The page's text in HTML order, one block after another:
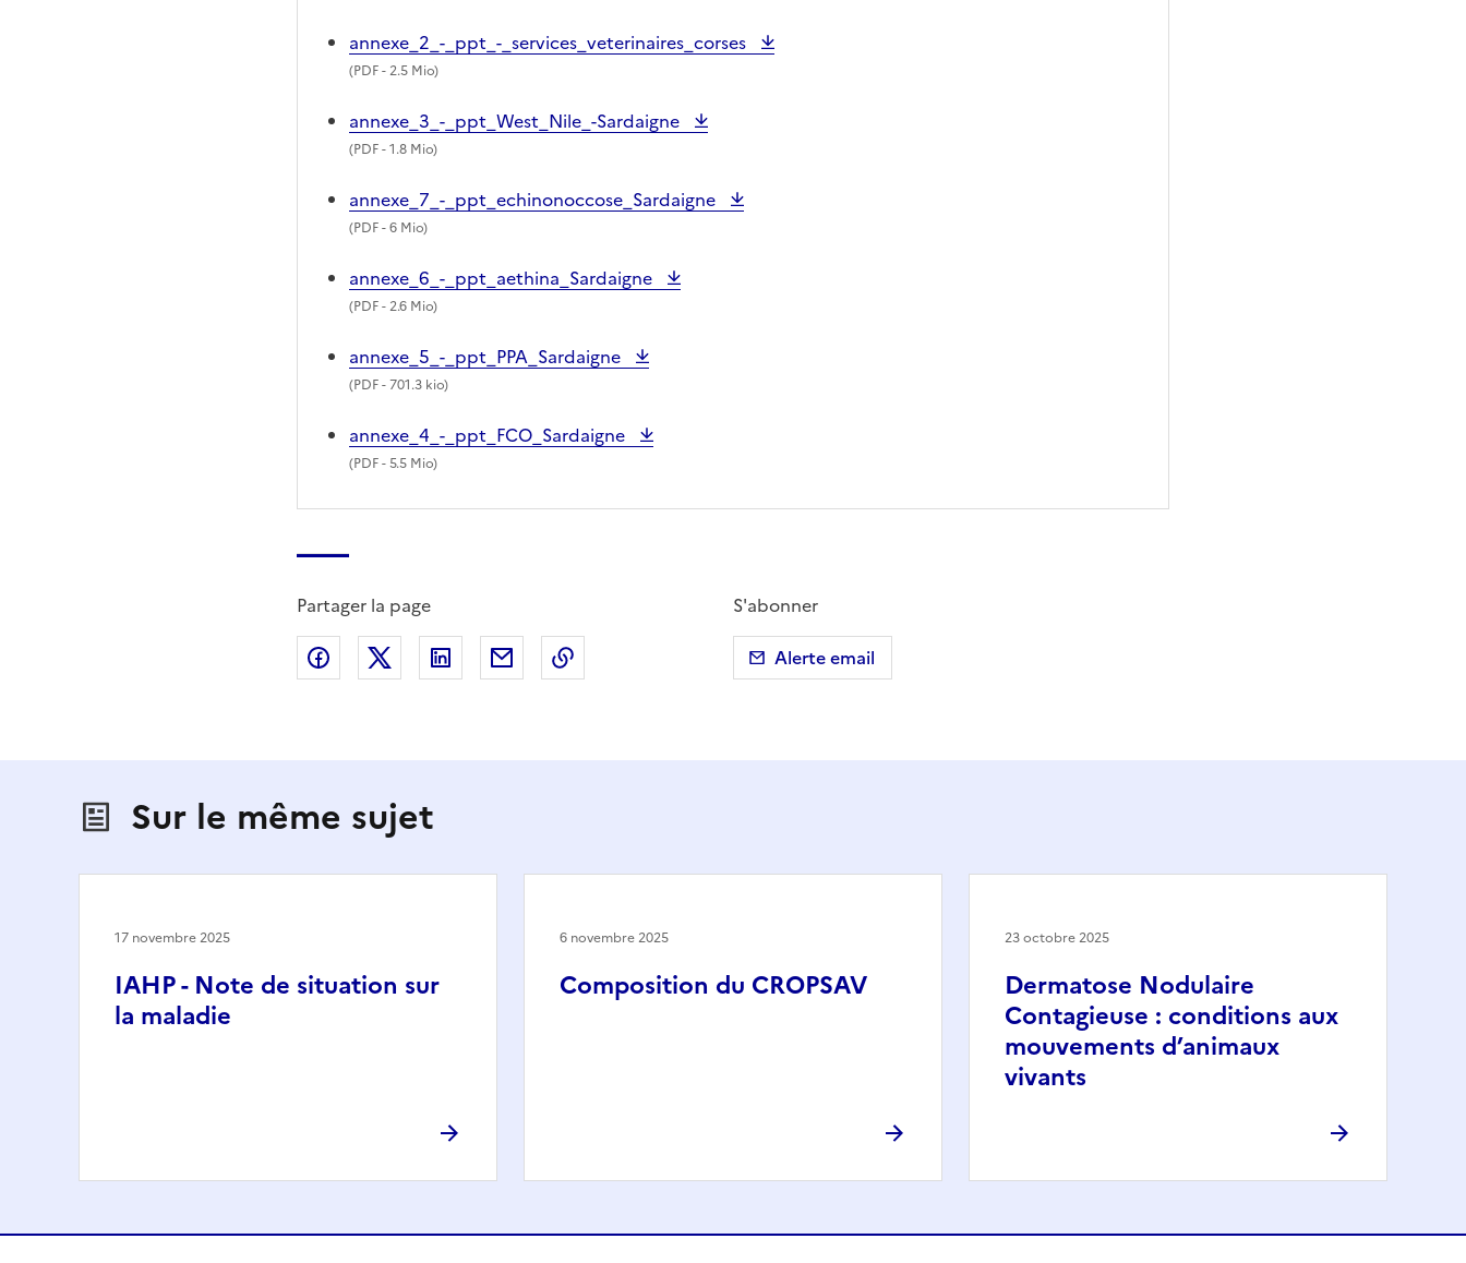
annexe_2_-_ppt_-_services_veterinaires_corses
(PDF- 2.5 Mio)
annexe_3_-_ppt_West_Nile_-Sardaigne
(PDF- 1.8 Mio)
annexe_7_-_ppt_echinonoccose_Sardaigne
(PDF- 6 Mio)
annexe_6_-_ppt_aethina_Sardaigne
(PDF- 2.6 Mio)
annexe_5_-_ppt_PPA_Sardaigne
(PDF- 701.3 kio)
annexe_4_-_ppt_FCO_Sardaigne
(PDF- 5.5 Mio)
Partager la page
Partager sur Facebook
Partager sur X (anciennement Twitter)
Partager sur LinkedIn
Partager par emailCopier dans le presse-papier
S'abonner
Alerte email
Sur le même sujet
IAHP - Note de situation sur
la maladie
17 novembre 2025
Composition du CROPSAV
6 novembre 2025
Dermatose Nodulaire
Contagieuse : conditions aux
mouvements d’animaux
vivants
23 octobre 2025